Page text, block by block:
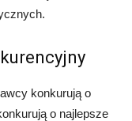
konkurują o
o najlepsze